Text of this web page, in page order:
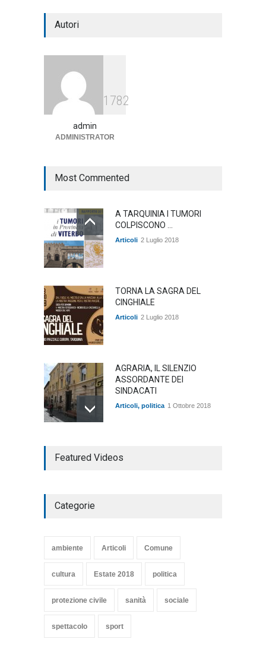
arrivano i pagamenti PAC, la
Autori
1782
admin
ADMINISTRATOR
Most Commented
A TARQUINIA I TUMORI
COLPISCONO ...
Articoli 2 Luglio 2018
TORNA LA SAGRA DEL
CINGHIALE
Articoli 2 Luglio 2018
AGRARIA, IL SILENZIO
ASSORDANTE DEI
SINDACATI
Articoli, politica 1 Ottobre 2018
COMMEDIA"
TARQUINIA
Featured Videos
Categorie
ambiente Articoli Comune
cultura Estate 2018 politica
protezione civile sanità sociale
spettacolo sport